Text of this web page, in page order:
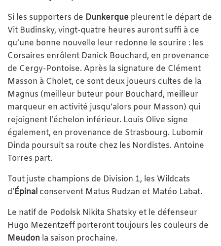
Si les supporters de Dunkerque pleurent le départ de
Vit Budinsky, vingt-quatre heures auront suffi à ce
qu’une bonne nouvelle leur redonne le sourire : les
Corsaires enrôlent Danick Bouchard, en provenance
de Cergy-Pontoise. Après la signature de Clément
Masson à Cholet, ce sont deux joueurs cultes de la
Magnus (meilleur buteur pour Bouchard, meilleur
marqueur en activité jusqu’alors pour Masson) qui
rejoignent l’échelon inférieur. Louis Olive signe
également, en provenance de Strasbourg. Lubomir
Dinda poursuit sa route chez les Nordistes. Antoine
Torres part.
Tout juste champions de Division 1, les Wildcats
d’Épinal conservent Matus Rudzan et Matéo Labat.
Le natif de Podolsk Nikita Shatsky et le défenseur
Hugo Mezentzeff porteront toujours les couleurs de
Meudon la saison prochaine.